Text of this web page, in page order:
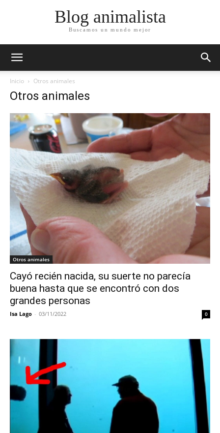
Blog animalista
Buscamos un mundo mejor
Inicio Otros animales
Otros animales
Otros animales
Cayó recién nacida, su suerte no parecía
buena hasta que se encontró con dos
grandes personas
Isa Lago - 03/11/2022 0